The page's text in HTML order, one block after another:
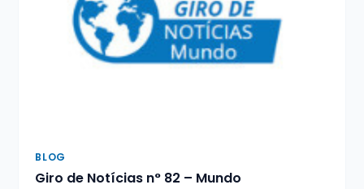
BLOG
Giro de Notícias n° 82 – Mundo